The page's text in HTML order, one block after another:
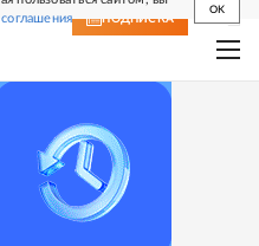
OK
ПОДПИСКА